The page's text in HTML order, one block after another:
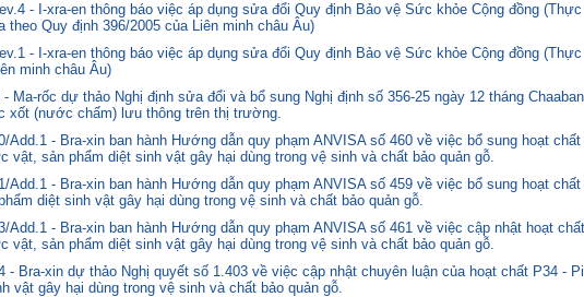
- I-xra-en thông báo việc áp dụng sửa đổi Quy định Bảo vệ Sức khỏe Cộng đồng
Quy định 396/2005 của Liên minh châu Âu)
- I-xra-en thông báo việc áp dụng sửa đổi Quy định Bảo vệ Sức khỏe Cộng đồng
minh châu Âu)
Ma-rốc dự thảo Nghị định sửa đổi và bổ sung Nghị định số 356-25 ngày 12 tháng
xốt (nước chấm) lưu thông trên thị trường.
Add.1 - Bra-xin ban hành Hướng dẫn quy phạm ANVISA số 460 về việc bổ sung hoạt
vật, sản phẩm diệt sinh vật gây hại dùng trong vệ sinh và chất bảo quản gỗ.
Add.1 - Bra-xin ban hành Hướng dẫn quy phạm ANVISA số 459 về việc bổ sung hoạt
diệt sinh vật gây hại dùng trong vệ sinh và chất bảo quản gỗ.
Add.1 - Bra-xin ban hành Hướng dẫn quy phạm ANVISA số 461 về việc cập nhật hoạt
vật, sản phẩm diệt sinh vật gây hại dùng trong vệ sinh và chất bảo quản gỗ.
- Bra-xin dự thảo Nghị quyết số 1.403 về việc cập nhật chuyên luận của hoạt chất P34 -
vật gây hại dùng trong vệ sinh và chất bảo quản gỗ.